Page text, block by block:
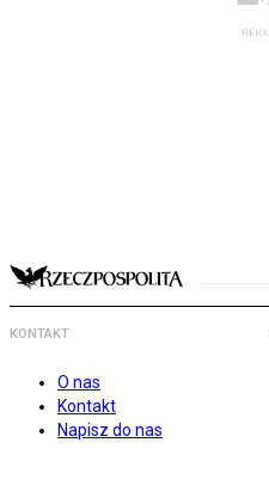
KONTAKT
O nas
Kontakt
Napisz do nas